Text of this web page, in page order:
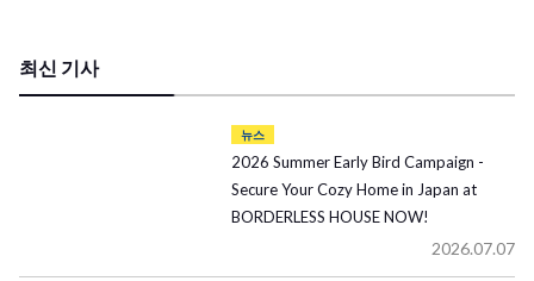
최신 기사
뉴스
2026 Summer Early Bird Campaign -
Secure Your Cozy Home in Japan at
BORDERLESS HOUSE NOW!
2026.07.07